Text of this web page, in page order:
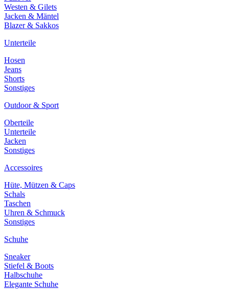
Westen & Gilets
Jacken & Mäntel
Blazer & Sakkos
Unterteile
Hosen
Jeans
Shorts
Sonstiges
Outdoor & Sport
Oberteile
Unterteile
Jacken
Sonstiges
Accessoires
Hüte, Mützen & Caps
Schals
Taschen
Uhren & Schmuck
Sonstiges
Schuhe
Sneaker
Stiefel & Boots
Halbschuhe
Elegante Schuhe